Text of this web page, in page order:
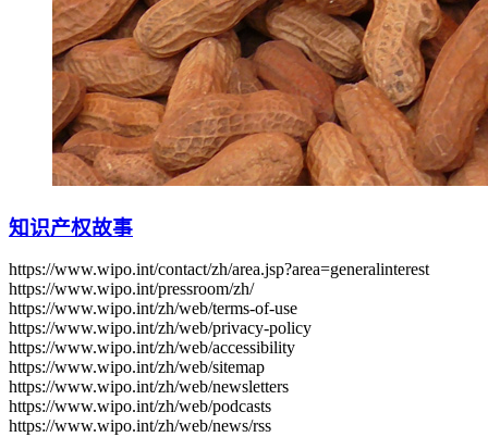
知识产权故事
https://www.wipo.int/contact/zh/area.jsp?area=generalinterest
https://www.wipo.int/pressroom/zh/
https://www.wipo.int/zh/web/terms-of-use
https://www.wipo.int/zh/web/privacy-policy
https://www.wipo.int/zh/web/accessibility
https://www.wipo.int/zh/web/sitemap
https://www.wipo.int/zh/web/newsletters
https://www.wipo.int/zh/web/podcasts
https://www.wipo.int/zh/web/news/rss